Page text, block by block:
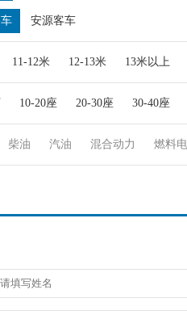
安源客车
11-12米 12-13米 13米以上
10-20座 20-30座 30-40座
柴油 汽油 混合动力 燃料